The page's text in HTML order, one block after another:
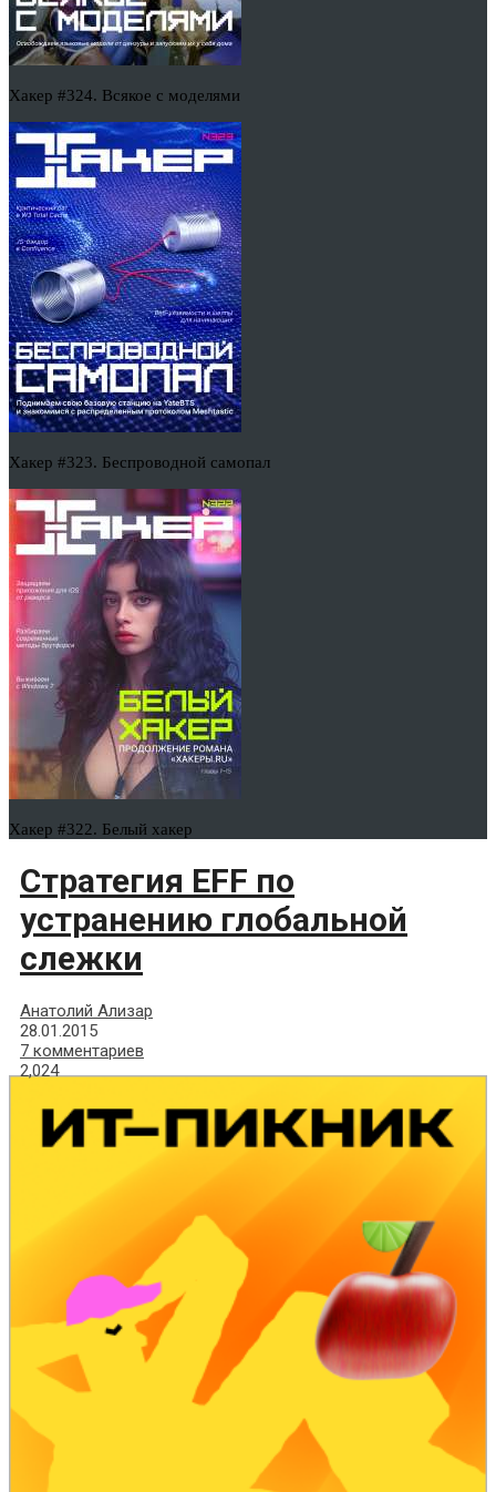
Хакер #324. Всякое с моделями
Хакер #323. Беспроводной самопал
Хакер #322. Белый хакер
Стратегия EFF по
устранению глобальной
слежки
Анатолий Ализар
28.01.2015
7 комментариев
2,024